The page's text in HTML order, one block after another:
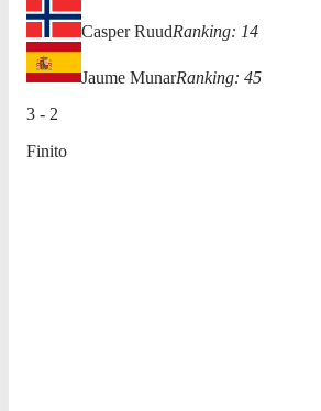
Casper RuudRanking: 14
Jaume MunarRanking: 45
3 - 2
Finito